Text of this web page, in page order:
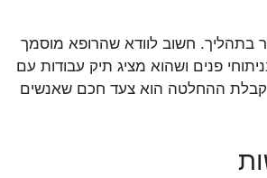
בתהליך. חשוב לוודא שהרופא מוסמך
פנים ושהוא מציג תיק עבודות עם
קבלת ההחלטה הוא צעד חכם שאנשים